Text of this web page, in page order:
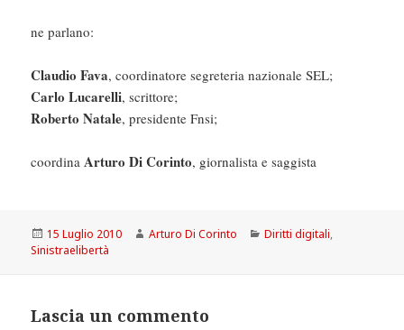
ne parlano:
Claudio Fava, coordinatore segreteria nazionale SEL;
Carlo Lucarelli, scrittore;
Roberto Natale, presidente Fnsi;
coordinaArturo Di Corinto, giornalista e saggista
Scritto
il
15 Luglio 2010 Autore
Arturo Di Corinto Categorie
Diritti digitali,
Sinistraelibertà
Lascia un commento